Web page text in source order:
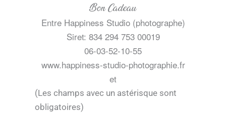
Bon Cadeau
Entre Happiness Studio (photographe)
Siret: 834 294 753 00019
06-03-52-10-55
www.happiness-studio-photographie.fr
et
(Les champs avec un astérisque sont
obligatoires)